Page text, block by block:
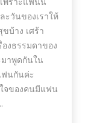
ะวันของเราให้
บ้าง เศร้า
งธรรมดาของ
าพูดกันใน
ฟนกันค่ะ
จของคนมีแฟน